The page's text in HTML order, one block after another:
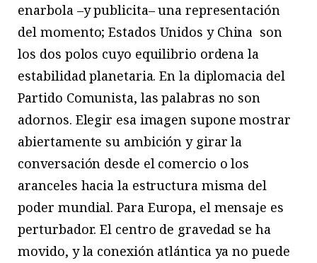
enarbola –y publicita– una representación
del momento; Estados Unidos y China son
los dos polos cuyo equilibrio ordena la
estabilidad planetaria. En la diplomacia del
Partido Comunista, las palabras no son
adornos. Elegir esa imagen supone mostrar
abiertamente su ambición y girar la
conversación desde el comercio o los
aranceles hacia la estructura misma del
poder mundial. Para Europa, el mensaje es
perturbador. El centro de gravedad se ha
movido, y la conexión atlántica ya no puede